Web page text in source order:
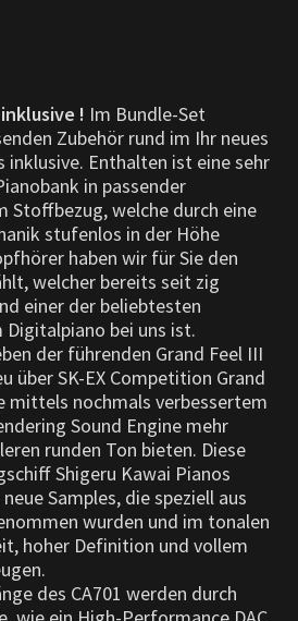
! Im Bundle-Set
Zubehör rund im Ihr neues
inklusive. Enthalten ist eine sehr
in passender
Stoffbezug, welche durch eine
stufenlos in der Höhe
haben wir für Sie den
welcher bereits seit zig
einer der beliebtesten
bei uns ist.
der führenden Grand Feel III
über SK-EX Competition Grand
mittels nochmals verbessertem
Sound Engine mehr
runden Ton bieten. Diese
Shigeru Kawai Pianos
Samples, die speziell aus
wurden und im tonalen
hoher Definition und vollem
des CA701 werden durch